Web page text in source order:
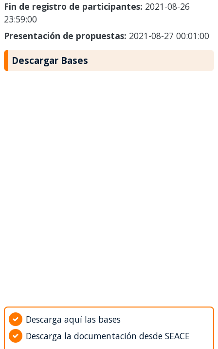
Fin de registro de participantes: 2021-08-26
23:59:00
Presentación de propuestas: 2021-08-27 00:01:00
Descargar Bases
Descarga aquí las bases
Descarga la documentación desde SEACE